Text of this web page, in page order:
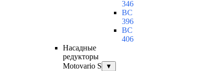
346
BC
396
BC
406
Насадные
редукторы
Motovario S
▼